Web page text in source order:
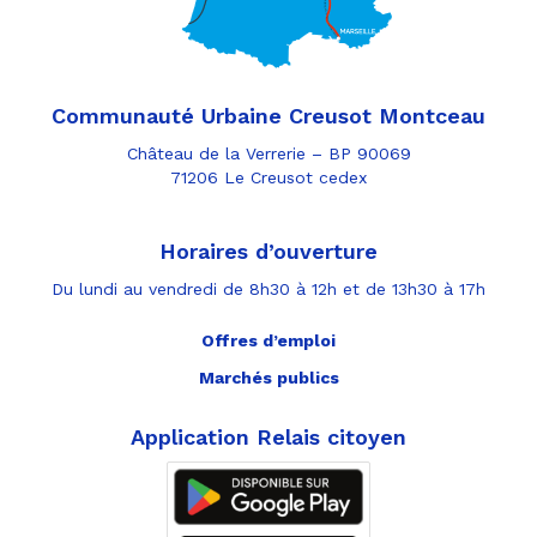
Communauté Urbaine Creusot Montceau
Château de la Verrerie – BP 90069
71206 Le Creusot cedex
Horaires d’ouverture
Du lundi au vendredi de 8h30 à 12h et de 13h30 à 17h
Offres d’emploi
Marchés publics
Application Relais citoyen